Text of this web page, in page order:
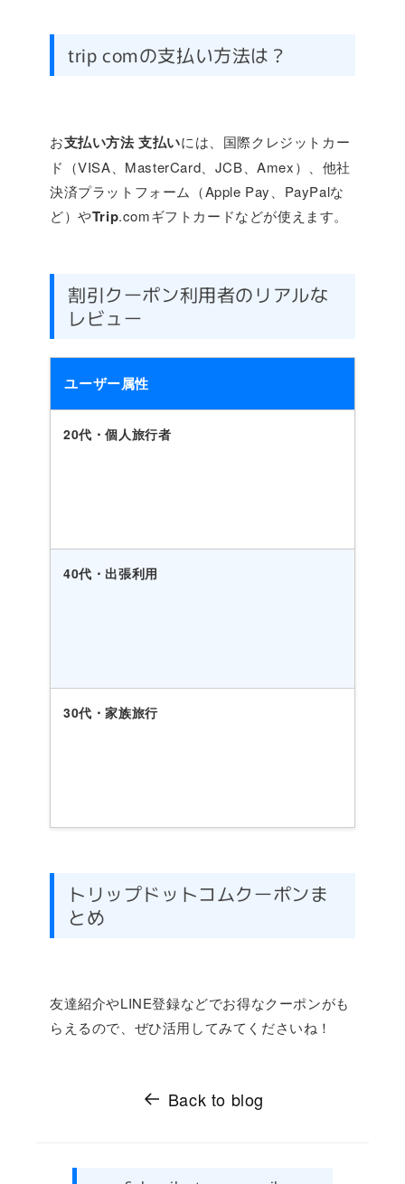
trip comの支払い方法は？
お支払い方法 支払いには、国際クレジットカー
ド（VISA、MasterCard、JCB、Amex）、他社
決済プラットフォーム（Apple Pay、PayPalな
ど）やTrip.comギフトカードなどが使えます。
割引クーポン利用者のリアルな
レビュー
ユーザー属性
20代・個人旅行者
40代・出張利用
30代・家族旅行
トリップドットコムクーポンま
とめ
友達紹介やLINE登録などでお得なクーポンがも
らえるので、ぜひ活用してみてくださいね！
Back to blog